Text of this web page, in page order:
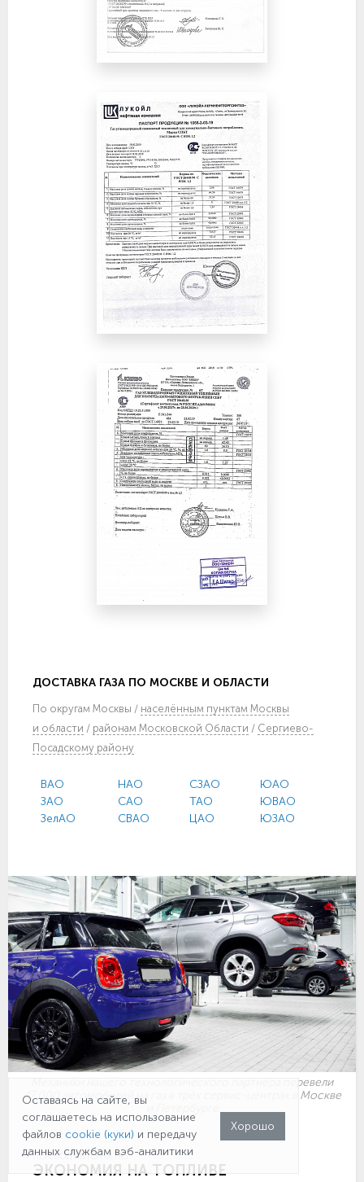
ДОСТАВКА ГАЗА ПО МОСКВЕ И ОБЛАСТИ
По округам Москвы / населённым пунктам Москвы
и области / районам Московской Области / Сергиево-
Посадскому району
ВАО
ЗАО
ЗелАО
НАО
САО
СВАО
СЗАО
ТАО
ЦАО
ЮАО
ЮВАО
ЮЗАО
Механики нашего технологического партнёра перевели
47 000 автомобилей на газ в трёх сервис-центрах в Москве
и Петербурге
ПЕРЕВОД АВТО НА ГАЗ
ЭКОНОМИЯ НА ТОПЛИВЕ
Оставаясь на сайте, вы
соглашаетесь на использование
файлов cookie (куки) и передачу
данных службам вэб-аналитики
Хорошо